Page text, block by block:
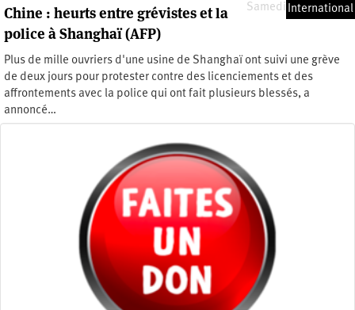
Samedi 29 août 2015
International
Chine : heurts entre grévistes et la
police à Shanghaï (AFP)
Plus de mille ouvriers d'une usine de Shanghaï ont suivi une grève
de deux jours pour protester contre des licenciements et des
affrontements avec la police qui ont fait plusieurs blessés, a
annoncé…